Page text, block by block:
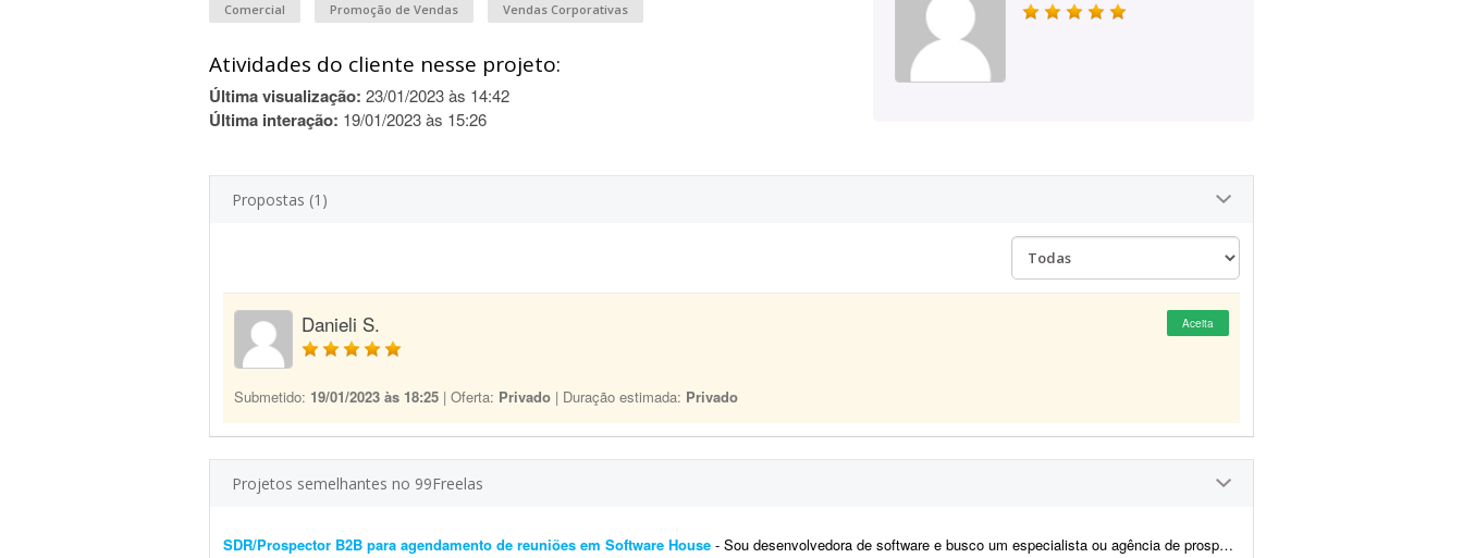
Comercial Promoção de Vendas Vendas Corporativas
Atividades do cliente nesse projeto:
Última visualização: 23/01/2023 às 14:42
Última interação: 19/01/2023 às 15:26
Propostas (1)
Danieli S. Aceita
Submetido: 19/01/2023 às 18:25 | Oferta: Privado | Duração estimada: Privado
Projetos semelhantes no 99Freelas
SDR/Prospector B2B para agendamento de reuniões em Software House - Sou desenvolvedora de software e busco um especialista ou agência de prospecção B2B para conduzir uma campanha pontual de outbound sales. O objetivo principal é gerar opo...